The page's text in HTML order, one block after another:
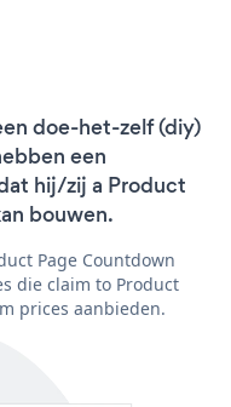
doe-het-zelf (diy)
een
hij/zij a Product
bouwen.
Page Countdown
die claim to Product
prices aanbieden.